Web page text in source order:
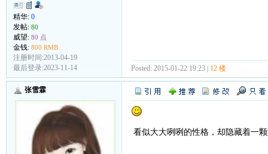
精华: 0
发帖: 80
威望: 80 点
金钱: 800 RMB
注册时间:2013-04-19
最后登录:2023-11-14
Posted: 2015-01-22 19:23 | 12 楼
张雪霖
看似大大咧咧的性格，却隐藏着一